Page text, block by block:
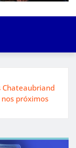
Chateaubriand
próximos